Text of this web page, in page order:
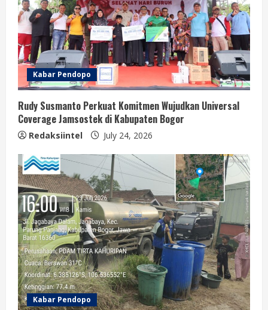
Kabar Pendopo
Rudy Susmanto Perkuat Komitmen Wujudkan Universal
Coverage Jamsostek di Kabupaten Bogor
Redaksiintel July 24, 2026
Kabar Pendopo